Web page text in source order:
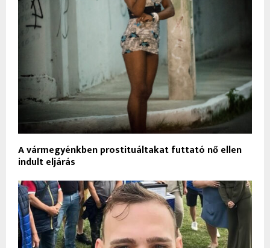
A vármegyénkben prostituáltakat futtató nő ellen
indult eljárás